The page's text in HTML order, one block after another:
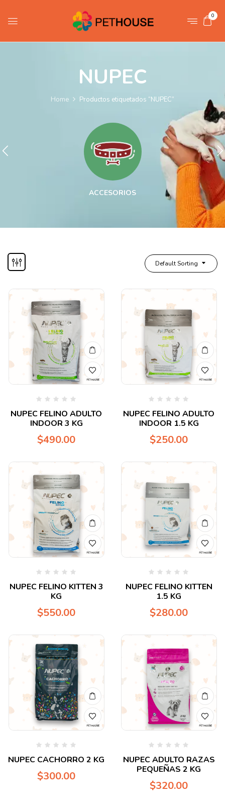
0
NUPEC
Home Productos etiquetados “NUPEC”
ACCESORIOS
Default Sorting
en
0
5
NUPEC FELINO ADULTO
INDOOR 3 KG
$490.00
en
0
5
NUPEC FELINO ADULTO
INDOOR 1.5 KG
$250.00
en
5
NUPEC FELINO KITTEN 3
KG
$550.00
en
5
NUPEC FELINO KITTEN
1.5 KG
$280.00
en
de
NUPEC CACHORRO 2 KG
$300.00
en
0
de
5
NUPEC ADULTO RAZAS
PEQUEÑAS 2 KG
$320.00